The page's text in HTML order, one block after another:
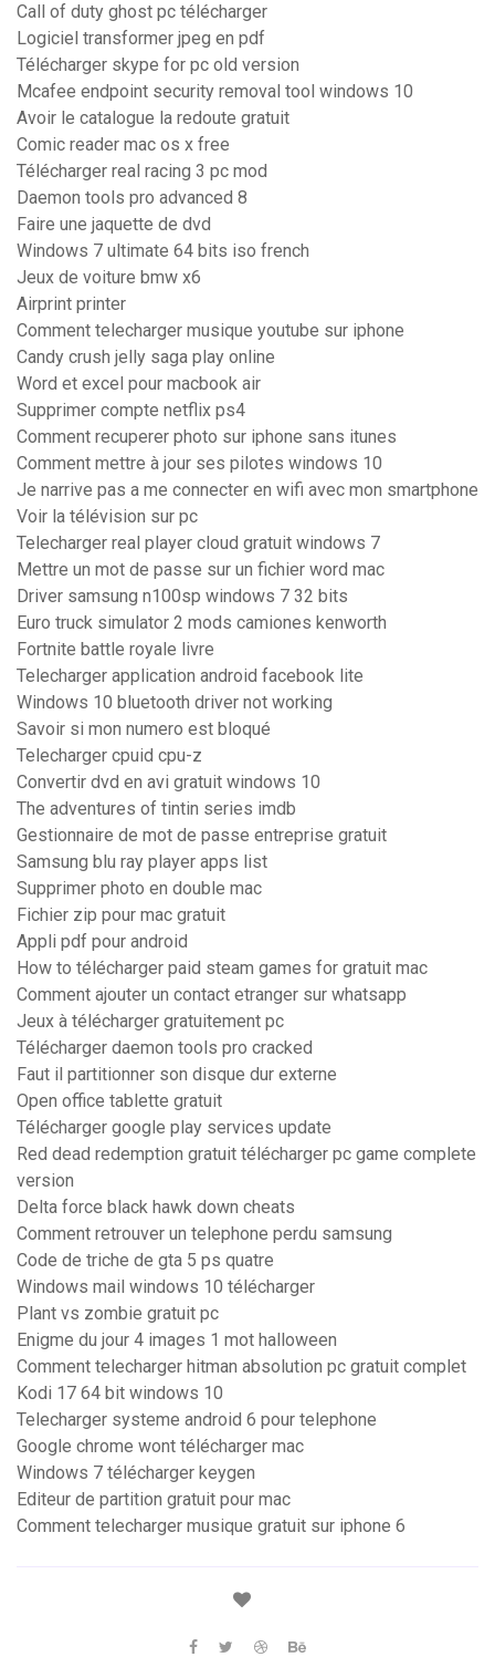
Call of duty ghost pc télécharger
Logiciel transformer jpeg en pdf
Télécharger skype for pc old version
Mcafee endpoint security removal tool windows 10
Avoir le catalogue la redoute gratuit
Comic reader mac os x free
Télécharger real racing 3 pc mod
Daemon tools pro advanced 8
Faire une jaquette de dvd
Windows 7 ultimate 64 bits iso french
Jeux de voiture bmw x6
Airprint printer
Comment telecharger musique youtube sur iphone
Candy crush jelly saga play online
Word et excel pour macbook air
Supprimer compte netflix ps4
Comment recuperer photo sur iphone sans itunes
Comment mettre à jour ses pilotes windows 10
Je narrive pas a me connecter en wifi avec mon smartphone
Voir la télévision sur pc
Telecharger real player cloud gratuit windows 7
Mettre un mot de passe sur un fichier word mac
Driver samsung n100sp windows 7 32 bits
Euro truck simulator 2 mods camiones kenworth
Fortnite battle royale livre
Telecharger application android facebook lite
Windows 10 bluetooth driver not working
Savoir si mon numero est bloqué
Telecharger cpuid cpu-z
Convertir dvd en avi gratuit windows 10
The adventures of tintin series imdb
Gestionnaire de mot de passe entreprise gratuit
Samsung blu ray player apps list
Supprimer photo en double mac
Fichier zip pour mac gratuit
Appli pdf pour android
How to télécharger paid steam games for gratuit mac
Comment ajouter un contact etranger sur whatsapp
Jeux à télécharger gratuitement pc
Télécharger daemon tools pro cracked
Faut il partitionner son disque dur externe
Open office tablette gratuit
Télécharger google play services update
Red dead redemption gratuit télécharger pc game complete
version
Delta force black hawk down cheats
Comment retrouver un telephone perdu samsung
Code de triche de gta 5 ps quatre
Windows mail windows 10 télécharger
Plant vs zombie gratuit pc
Enigme du jour 4 images 1 mot halloween
Comment telecharger hitman absolution pc gratuit complet
Kodi 17 64 bit windows 10
Telecharger systeme android 6 pour telephone
Google chrome wont télécharger mac
Windows 7 télécharger keygen
Editeur de partition gratuit pour mac
Comment telecharger musique gratuit sur iphone 6